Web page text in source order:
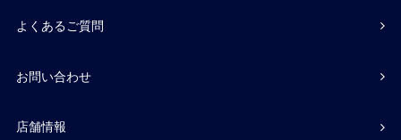
よくあるご質問
お問い合わせ
店舗情報